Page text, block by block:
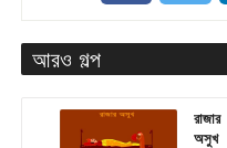
আরও গল্প
রাজার
অসুখ